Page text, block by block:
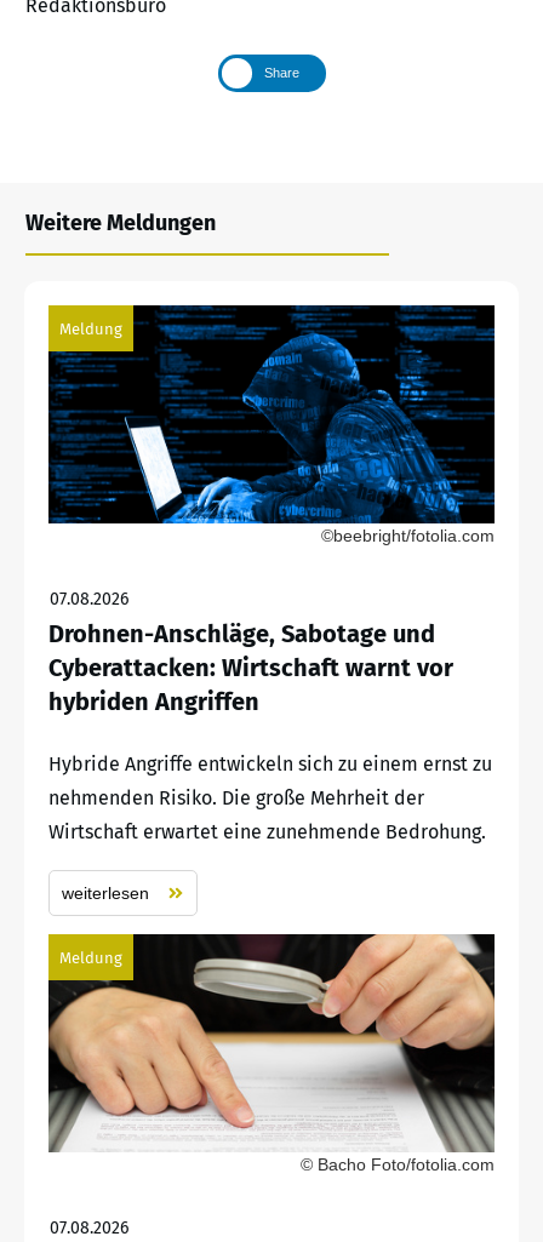
Redaktionsbüro
Share
Weitere Meldungen
Meldung
©beebright/fotolia.com
07.08.2026
Drohnen-Anschläge, Sabotage und
Cyberattacken: Wirtschaft warnt vor
hybriden Angriffen
Hybride Angriffe entwickeln sich zu einem ernst zu
nehmenden Risiko. Die große Mehrheit der
Wirtschaft erwartet eine zunehmende Bedrohung.
weiterlesen
Meldung
© Bacho Foto/fotolia.com
07.08.2026